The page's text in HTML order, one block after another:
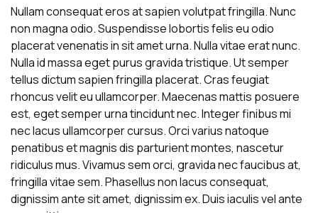
Nullam consequat eros at sapien volutpat fringilla. Nunc
non magna odio. Suspendisse lobortis felis eu odio
placerat venenatis in sit amet urna. Nulla vitae erat nunc.
Nulla id massa eget purus gravida tristique. Ut semper
tellus dictum sapien fringilla placerat. Cras feugiat
rhoncus velit eu ullamcorper. Maecenas mattis posuere
est, eget semper urna tincidunt nec. Integer finibus mi
nec lacus ullamcorper cursus. Orci varius natoque
penatibus et magnis dis parturient montes, nascetur
ridiculus mus. Vivamus sem orci, gravida nec faucibus at,
fringilla vitae sem. Phasellus non lacus consequat,
dignissim ante sit amet, dignissim ex. Duis iaculis vel ante